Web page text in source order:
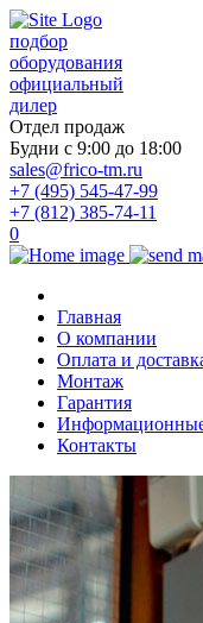
подбор
оборудования
официальный
дилер
Отдел продаж
Будни с 9:00 до 18:00
sales@frico-tm.ru
+7 (495) 545-47-99
+7 (812) 385-74-11
0
Главная
О компании
Оплата и
Монтаж
Гарантия
Контакты